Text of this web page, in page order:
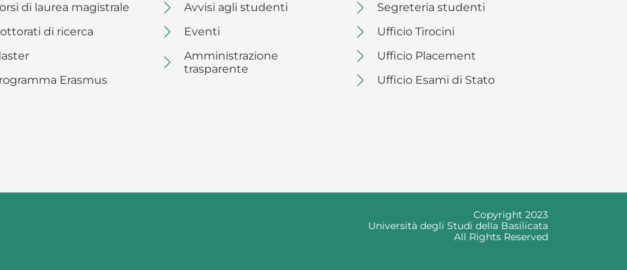
di laurea magistrale
di ricerca
Erasmus
Avvisi agli studenti
Eventi
Amministrazione
trasparente
Segreteria studenti
Ufficio Tirocini
Ufficio Placement
Ufficio Esami di Stato
Copyright 2023
Università degli Studi della Basilicata
All Rights Reserved